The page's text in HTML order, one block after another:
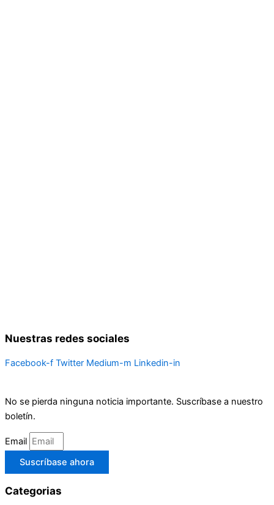
Nuestras redes sociales
Facebook-f Twitter Medium-m Linkedin-in
No se pierda ninguna noticia importante. Suscríbase a nuestro
boletín.
Email
Suscríbase ahora
Categorias